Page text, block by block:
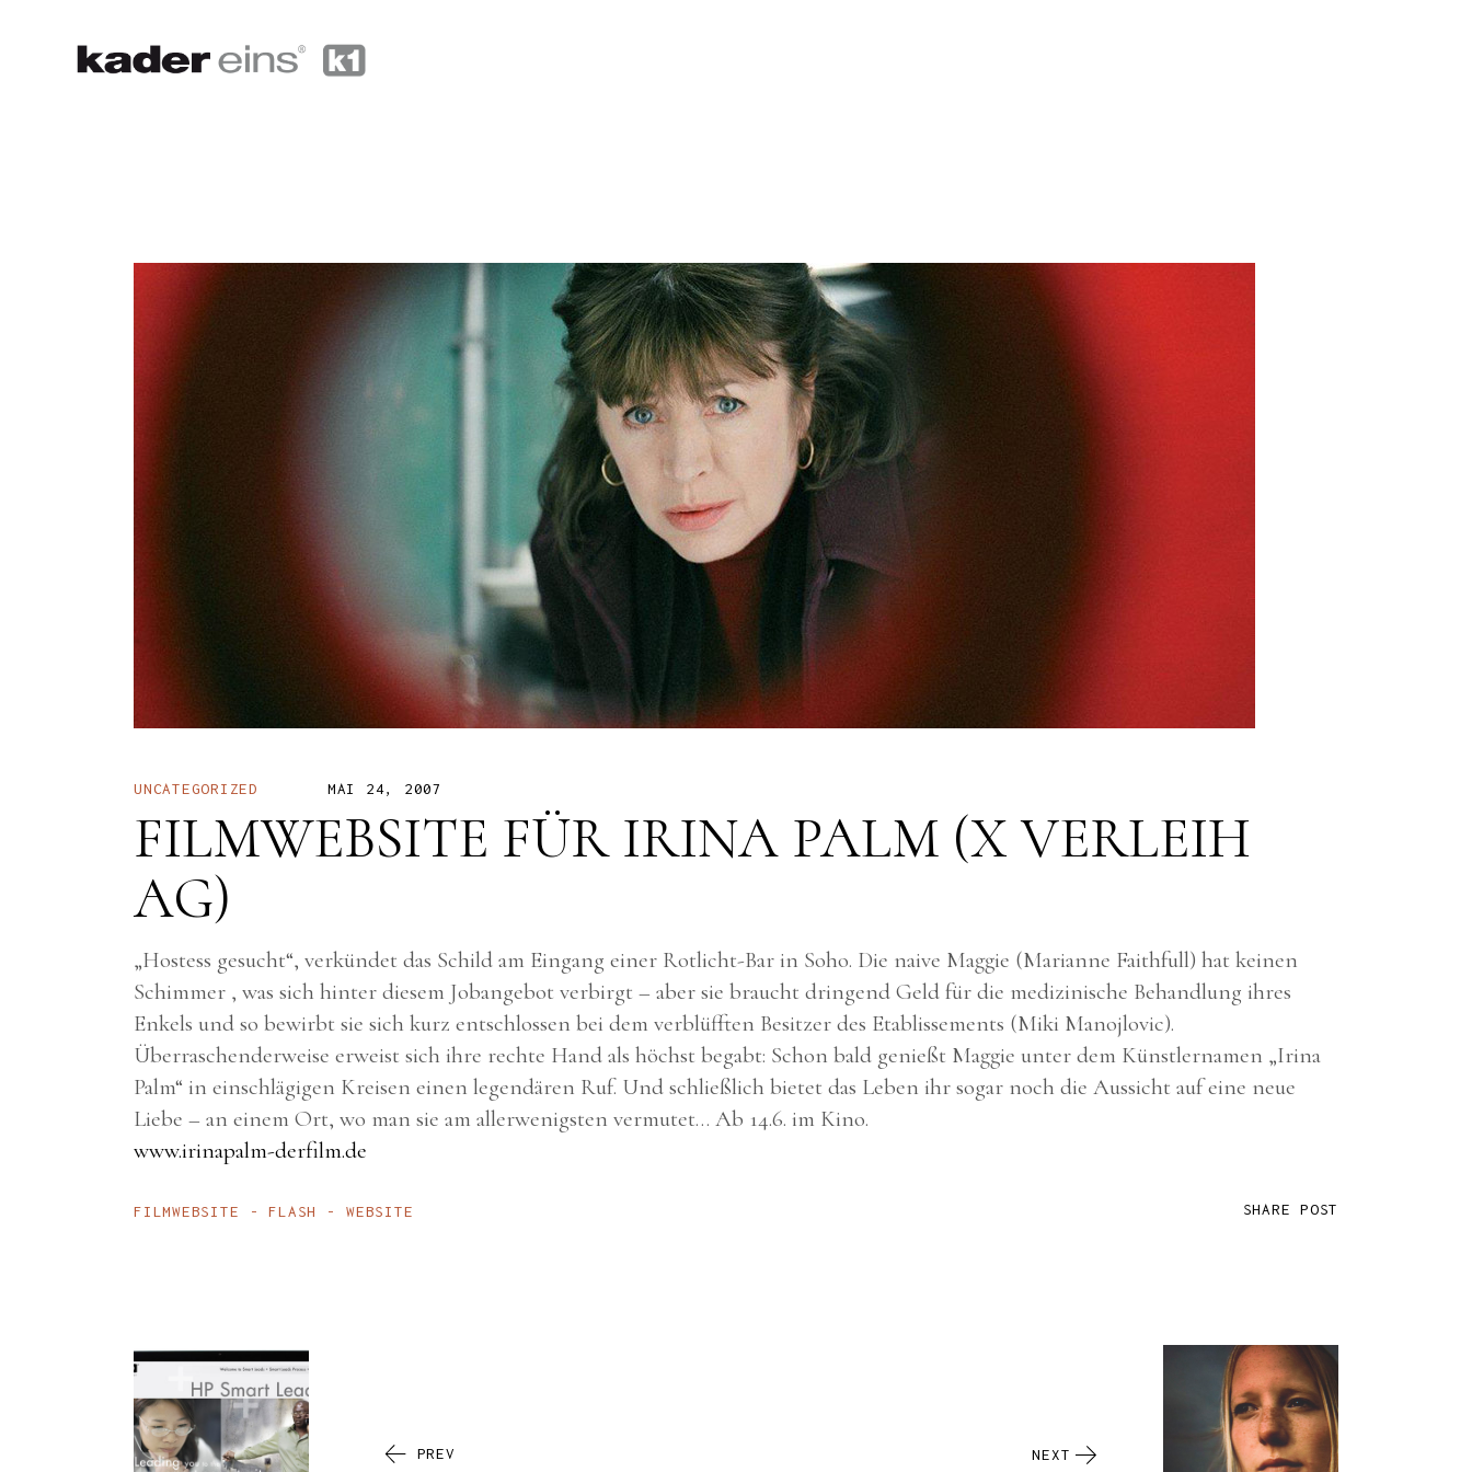
UNCATEGORIZED MAI 24, 2007
FILMWEBSITE FÜR IRINA PALM (X VERLEIH
AG)
„Hostess gesucht“, verkündet das Schild am Eingang einer Rotlicht-Bar in Soho. Die naive Maggie (Marianne Faithfull) hat keinen
Schimmer , was sich hinter diesem Jobangebot verbirgt – aber sie braucht dringend Geld für die medizinische Behandlung ihres
Enkels und so bewirbt sie sich kurz entschlossen bei dem verblüfften Besitzer des Etablissements (Miki Manojlovic).
Überraschenderweise erweist sich ihre rechte Hand als höchst begabt: Schon bald genießt Maggie unter dem Künstlernamen „Irina
Palm“ in einschlägigen Kreisen einen legendären Ruf. Und schließlich bietet das Leben ihr sogar noch die Aussicht auf eine neue
Liebe – an einem Ort, wo man sie am allerwenigsten vermutet… Ab 14.6. im Kino.
www.irinapalm-derfilm.de
FILMWEBSITE FLASH WEBSITE SHARE POST
PREV NEXT